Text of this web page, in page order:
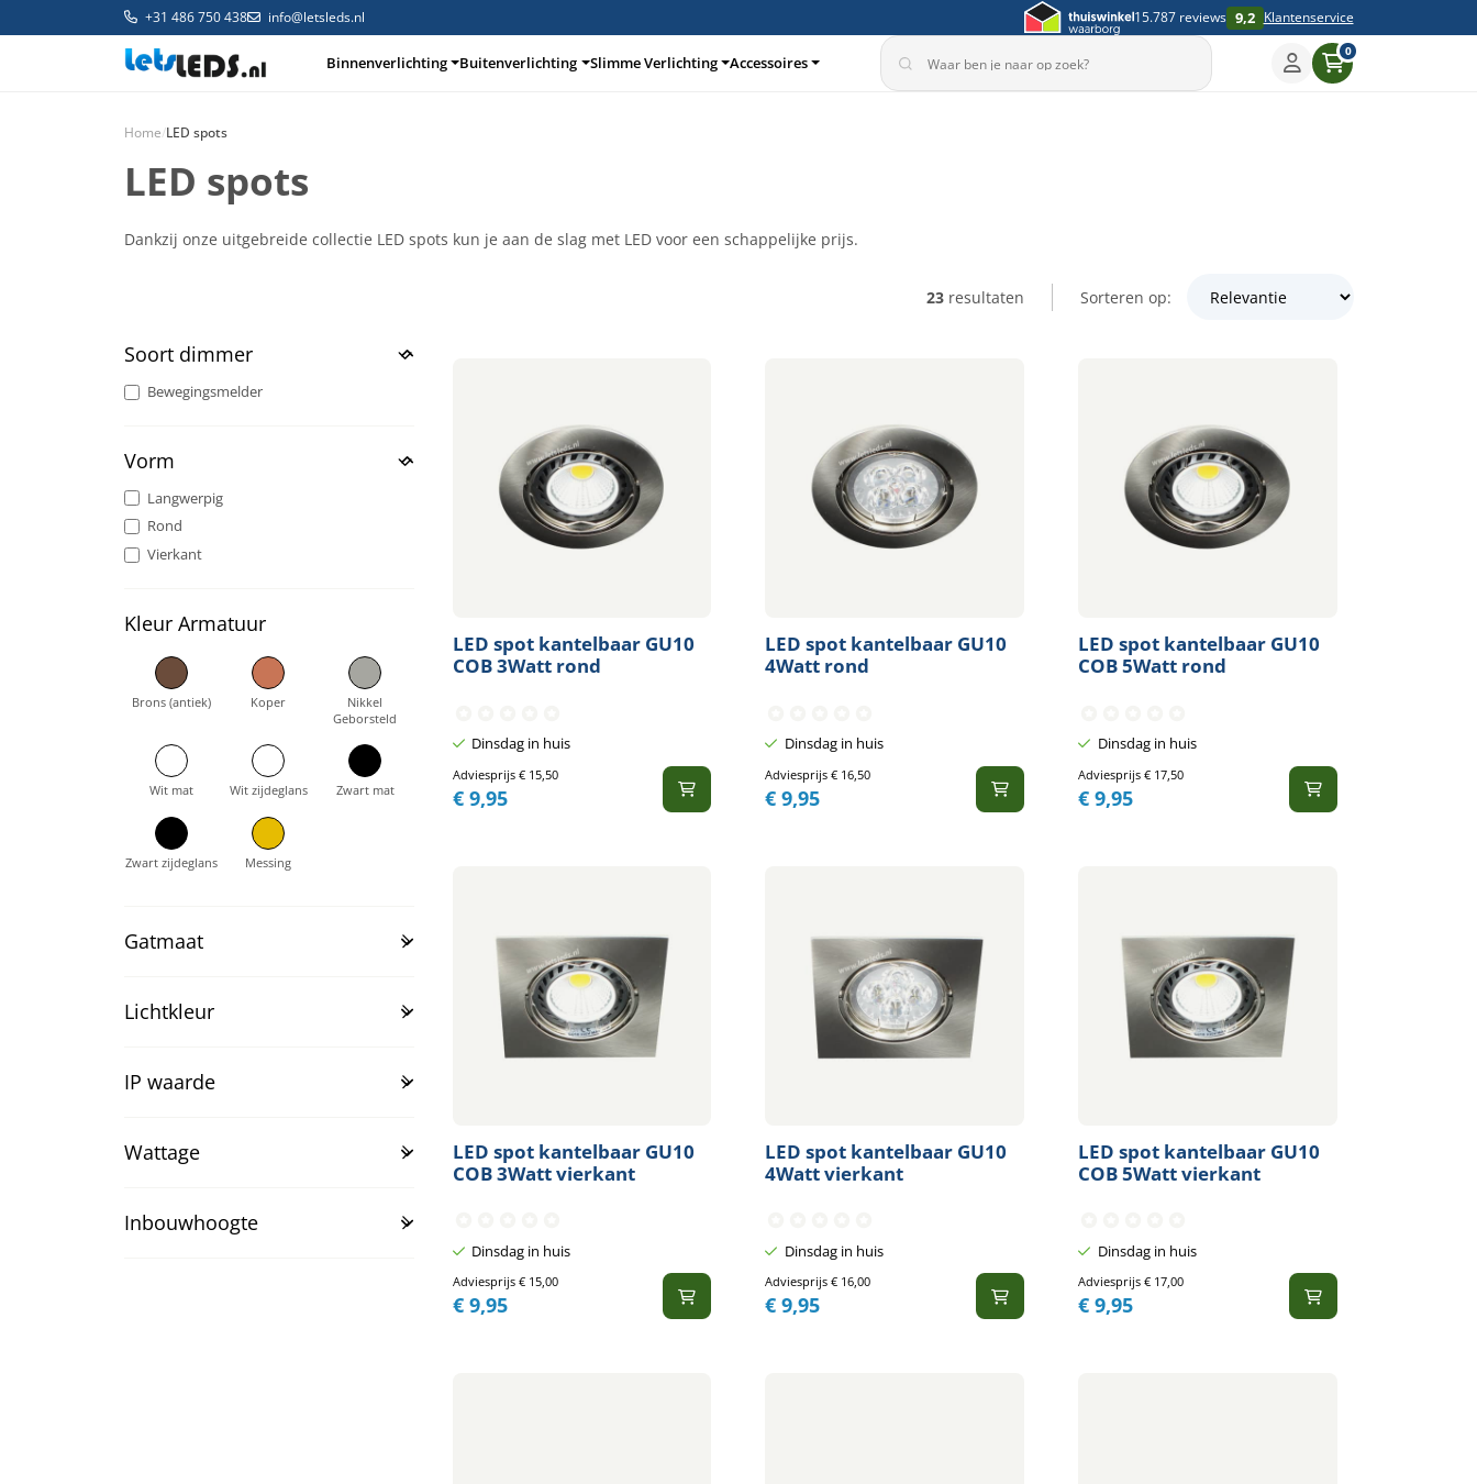
+31 486 750 438 info@letsleds.nl 15.787 reviews 9,2 Klantenservice
Binnenverlichting Buitenverlichting Slimme Verlichting Accessoires
Binnenverlichting
0
Home/LED spots
LED spots
Dankzij onze uitgebreide collectie LED spots kun je aan de slag met LED voor een schappelijke prijs.
23 resultaten Sorteren op:
Soort dimmer
Bewegingsmelder
Vorm
Langwerpig
Rond
Vierkant
Kleur Armatuur
Brons (antiek) Koper
Nikkel
Geborsteld
Wit mat Wit zijdeglans Zwart mat
Zwart zijdeglans Messing
Gatmaat
Lichtkleur
IP waarde
Wattage
Inbouwhoogte
LED spot kantelbaar GU10
COB 3Watt rond
Dinsdag in huis
Adviesprijs €15,50
€9,95
LED spot kantelbaar GU10
4Watt rond
Dinsdag in huis
Adviesprijs€ 16,50
€ 9,95
LED spot kantelbaar GU10
COB 5Watt rond
Dinsdag in huis
Adviesprijs€ 17,50
€ 9,95
LED spot kantelbaar GU10
COB 3Watt vierkant
Dinsdag in huis
Adviesprijs €15,00
€9,95
LED spot kantelbaar GU10
4Watt vierkant
Dinsdag in huis
Adviesprijs€ 16,00
€ 9,95
LED spot kantelbaar GU10
COB 5Watt vierkant
Dinsdag in huis
Adviesprijs€ 17,00
€ 9,95